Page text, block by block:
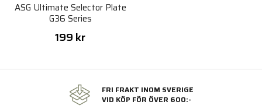
ASG Ultimate Selector Plate
G36 Series
199 kr
FRI FRAKT INOM SVERIGE
VID KÖP FÖR ÖVER 600:-